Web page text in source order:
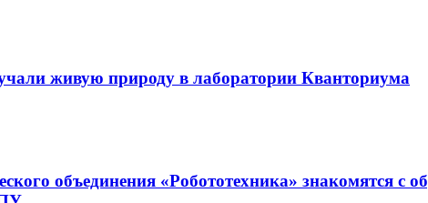
живую природу в лаборатории Кванториума
объединения «Робототехника» знакомятся с